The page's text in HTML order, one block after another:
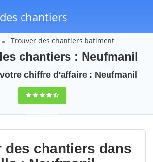
chantiers
Trouver des chantiers batiment
chantiers : Neufmanil
chiffre d'affaire : Neufmanil
9,5(100%)42
votes
des chantiers dans